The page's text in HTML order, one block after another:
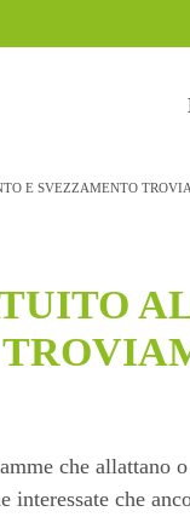
E SVEZZAMENTO
che allattano
che